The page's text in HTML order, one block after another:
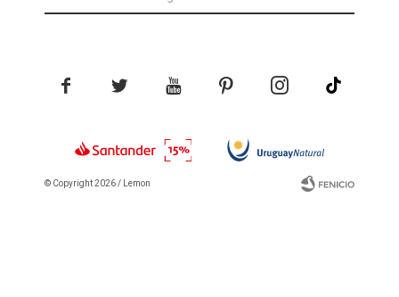
    
© Copyright 2026 / Lemon